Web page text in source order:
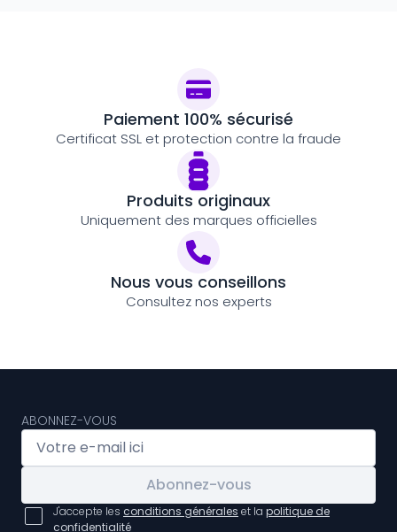
Paiement 100% sécurisé
Certificat SSL et protection contre la fraude
Produits originaux
Uniquement des marques officielles
Nous vous conseillons
Consultez nos experts
ABONNEZ-VOUS
Abonnez-vous
J'accepte les conditions générales et la politique de
confidentialité